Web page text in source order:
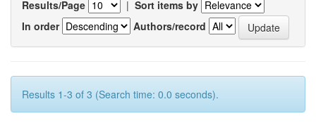
Results/Page | Sort items by
In order
Authors/record
Results 1-3 of 3 (Search time: 0.0 seconds).